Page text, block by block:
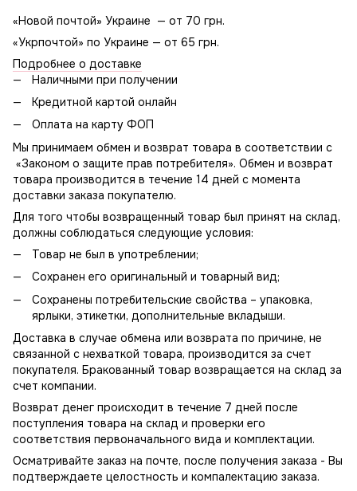
«Новой почтой» Украине — от 70 грн.
«Укрпочтой» по Украине — от 65 грн.
Подробнее о доставке
Наличными при получении
Кредитной картой онлайн
Оплата на карту ФОП
Мы принимаем обмен и возврат товара в соответствии с
«Законом о защите прав потребителя». Обмен и возврат
товара производится в течение 14 дней с момента
доставки заказа покупателю.
Для того чтобы возвращенный товар был принят на склад,
должны соблюдаться следующие условия:
Товар не был в употреблении;
Сохранен его оригинальный и товарный вид;
Сохранены потребительские свойства – упаковка,
ярлыки, этикетки, дополнительные вкладыши.
Доставка в случае обмена или возврата по причине, не
связанной с нехваткой товара, производится за счет
покупателя. Бракованный товар возвращается на склад за
счет компании.
Возврат денег происходит в течение 7 дней после
поступления товара на склад и проверки его
соответствия первоначального вида и комплектации.
Осматривайте заказ на почте, после получения заказа - Вы
подтверждаете целостность и компалектацию заказа.